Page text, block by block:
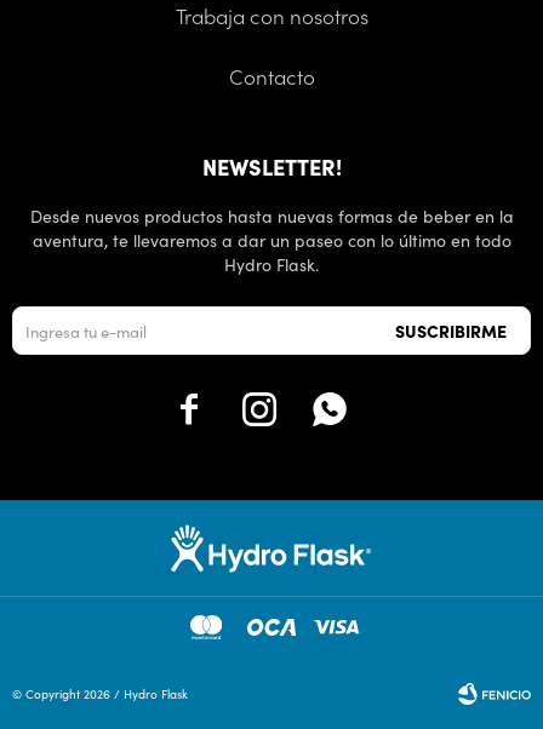
Trabaja con nosotros
Contacto
NEWSLETTER!
Desde nuevos productos hasta nuevas formas de beber en la
aventura, te llevaremos a dar un paseo con lo último en todo
Hydro Flask.
SUSCRIBIRME
  
© Copyright 2026 / Hydro Flask